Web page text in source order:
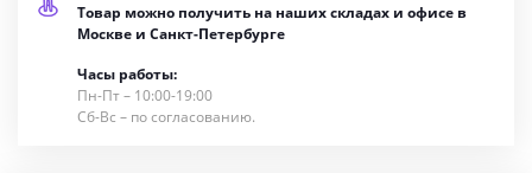
Товар можно получить на наших складах и офисе в
Москве и Санкт-Петербурге
Часы работы:
Пн-Пт – 10:00-19:00
Сб-Вс – по согласованию.